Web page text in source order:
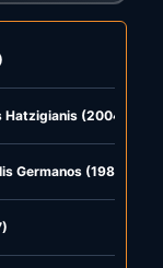
(2004)
Germanos (1981)